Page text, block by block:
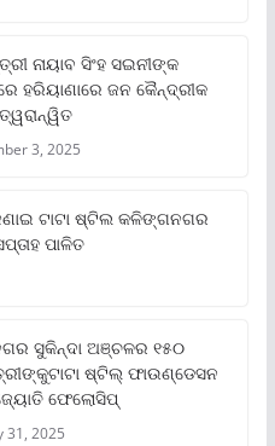
ନାୟାବ ସିଂହ ସଇନୀଙ୍କ
ହରିୟାଣାରେ ଜନ କୈନ୍ଦ୍ରୀକ
3, 2025
ଟାଟା ଷ୍ଟିଲ କଳିଙ୍ଗନଗର
ପାଳିତ
ସୁକିନ୍ଦା ଅଞ୍ଚଳର ୧୫୦
ଷ୍ଟିଲ୍ ଫାଉଣ୍ଡେସନ
ଫେଲୋସିପ୍‌
31, 2025